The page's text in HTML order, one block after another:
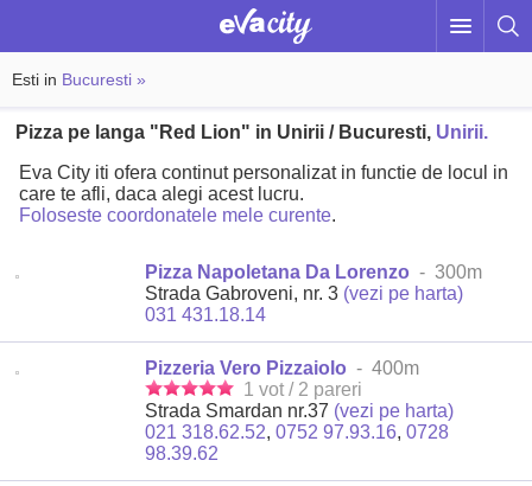
Esti in Bucuresti »
Pizza pe langa "Red Lion" in Unirii / Bucuresti, Unirii.
Eva City iti ofera continut personalizat in functie de locul in
care te afli, daca alegi acest lucru.
Foloseste coordonatele mele curente.
Pizza Napoletana Da Lorenzo - 300m
Strada Gabroveni, nr. 3 (vezi pe harta)
031 431.18.14
Pizzeria Vero Pizzaiolo - 400m
1 vot / 2 pareri
Strada Smardan nr.37 (vezi pe harta)
021 318.62.52,0752 97.93.16,0728
98.39.62